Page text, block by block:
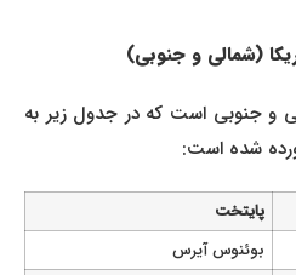
جنوبی است که در جدول زیر به
شده است:
پایتخت
بوئنوس آیرس